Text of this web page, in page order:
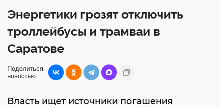
Энергетики грозят отключить
троллейбусы и трамваи в
Саратове
Поделиться
новостью:
Власть ищет источники погашения